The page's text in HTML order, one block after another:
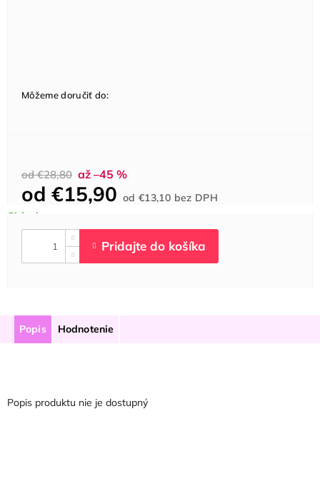
od €28,80 až –45 %
od €15,90 od€13,10 bez DPHcena:
Môžeme doručiť do:
Popis Hodnotenie
Popis produktu nie je dostupný